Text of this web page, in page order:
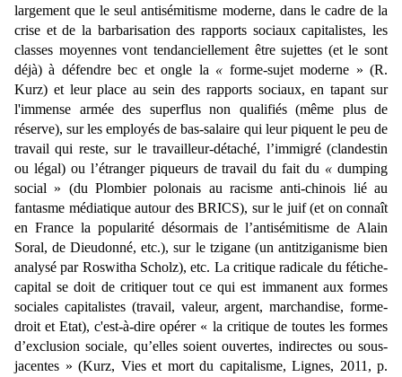
largement que le seul antisémitisme moderne, dans le cadre de la
crise et de la barbarisation des rapports sociaux capitalistes, les
classes moyennes vont tendanciellement être sujettes (et le sont
déjà) à défendre bec et ongle la « forme-sujet moderne » (R.
Kurz) et leur place au sein des rapports sociaux, en tapant sur
l'immense armée des superflus non qualifiés (même plus de
réserve), sur les employés de bas-salaire qui leur piquent le peu de
travail qui reste, sur le travailleur-détaché, l’immigré (clandestin
ou légal) ou l’étranger piqueurs de travail du fait du « dumping
social » (du Plombier polonais au racisme anti-chinois lié au
fantasme médiatique autour des BRICS), sur le juif (et on connaît
en France la popularité désormais de l’antisémitisme de Alain
Soral, de Dieudonné, etc.), sur le tzigane (un antitziganisme bien
analysé par Roswitha Scholz), etc. La critique radicale du fétiche-
capital se doit de critiquer tout ce qui est immanent aux formes
sociales capitalistes (travail, valeur, argent, marchandise, forme-
droit et Etat), c'est-à-dire opérer « la critique de toutes les formes
d’exclusion sociale, qu’elles soient ouvertes, indirectes ou sous-
jacentes » (Kurz, Vies et mort du capitalisme, Lignes, 2011, p.